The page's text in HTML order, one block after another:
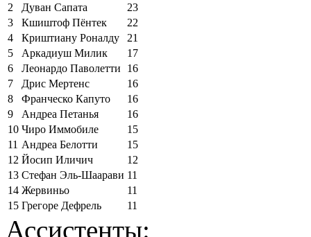
2
Дуван Сапата
23
3
Кшиштоф Пёнтек
22
4
Криштиану Роналду
21
5
Аркадиуш Милик
17
6
Леонардо Паволетти
16
7
Дрис Мертенс
16
8
Франческо Капуто
16
9
Андреа Петанья
16
10 Чиро Иммобиле
15
11 Андреа Белотти
15
12 Йосип Иличич
12
13 Стефан Эль-Шаарави 11
14 Жервиньо
11
15 Грегоре Дефрель 11
Ассистенты: